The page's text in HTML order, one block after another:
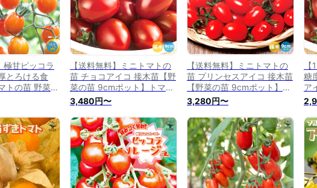
極甘ピッコラ
とろける食
トの苗 野菜の
ト 自根苗 ト
苗 ミニトマト
とまとの苗
ーデニング 家
ター菜園 ベラ
無料 即納
【送料無料】ミニトマトの
苗 チョコアイコ 接木苗【野
菜の苗 9cmポット】トマト
苗 とまと苗 ミニトマト苗
トマトの苗 とまとの苗 プチ
トマト ガーデニング 家庭菜
園 プランター菜園 ベランダ
菜園
3,480円〜
【送料無料】ミニトマトの
苗 プリンセスアイコ 接木苗
【野菜の苗 9cmポット】ト
マト苗 とまと苗 ミニトマト
苗 トマトの苗 とまとの苗
プチトマト ガーデニング 家
庭菜園 プランター菜園 ベラ
ンダ菜園
3,280円〜
糖
ア
【
自
ツ
ト